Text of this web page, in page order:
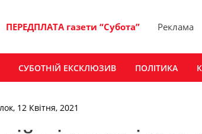
ПЕРЕДПЛАТА газети “Субота” Реклама
СУБОТНІЙ ЕКСКЛЮЗИВ ПОЛІТИКА
12 Квітня, 2021